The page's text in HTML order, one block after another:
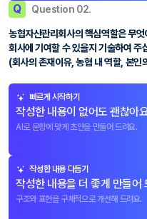
Q Question 02.
농협자산관리회사의 핵심역할은 무
회사에 기여할 수 있을지 기술하여 주
(회사의 존재이유, 농협 내 역할, 본인
빠르게 시작하기
작성한 내용이 없어도 괜찮아
AI로 문항에 맞게 초안을 만들어 드려요.
작성한 내용 다듬기
작성한 내용을 더 좋게 만들어
구조와 표현을 구체적으로 개선해 드려요.